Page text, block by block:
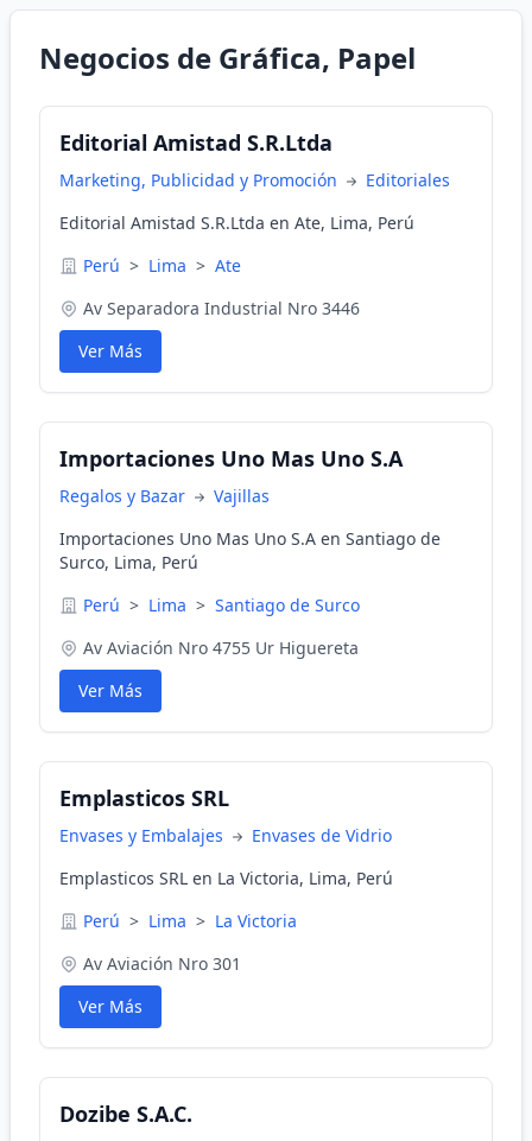
Negocios de Gráfica, Papel
Editorial Amistad S.R.Ltda
Marketing, Publicidad y Promoción
Editoriales
Editorial Amistad S.R.Ltda en Ate, Lima, Perú
Perú > Lima > Ate
Av Separadora Industrial Nro 3446
Ver Más
Importaciones Uno Mas Uno S.A
Regalos y Bazar
Vajillas
Importaciones Uno Mas Uno S.A en Santiago de
Surco, Lima, Perú
Perú > Lima > Santiago de Surco
Av Aviación Nro 4755 Ur Higuereta
Ver Más
Emplasticos SRL
Envases y Embalajes
Envases de Vidrio
Emplasticos SRL en La Victoria, Lima, Perú
Perú > Lima > La Victoria
Av Aviación Nro 301
Ver Más
Dozibe S.A.C.